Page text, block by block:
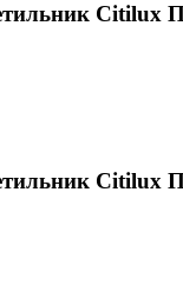
Citilux
Citilux